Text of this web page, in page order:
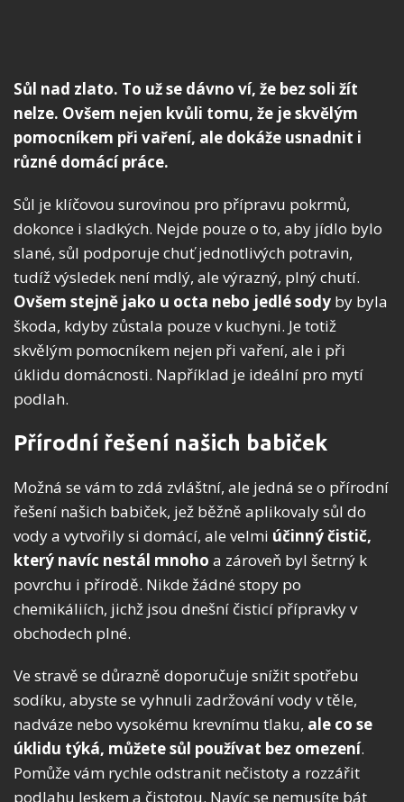
Sůl nad zlato. To už se dávno ví, že bez soli žít
nelze. Ovšem nejen kvůli tomu, že je skvělým
pomocníkem při vaření, ale dokáže usnadnit i
různé domácí práce.
Sůl je klíčovou surovinou pro přípravu pokrmů,
dokonce i sladkých. Nejde pouze o to, aby jídlo bylo
slané, sůl podporuje chuť jednotlivých potravin,
tudíž výsledek není mdlý, ale výrazný, plný chutí.
Ovšem stejně jako u octa nebo jedlé sody by byla
škoda, kdyby zůstala pouze v kuchyni. Je totiž
skvělým pomocníkem nejen při vaření, ale i při
úklidu domácnosti. Například je ideální pro mytí
podlah.
Přírodní řešení našich babiček
Možná se vám to zdá zvláštní, ale jedná se o přírodní
řešení našich babiček, jež běžně aplikovaly sůl do
vody a vytvořily si domácí, ale velmi účinný čistič,
který navíc nestál mnoho a zároveň byl šetrný k
povrchu i přírodě. Nikde žádné stopy po
chemikáliích, jichž jsou dnešní čisticí přípravky v
obchodech plné.
Ve stravě se důrazně doporučuje snížit spotřebu
sodíku, abyste se vyhnuli zadržování vody v těle,
nadváze nebo vysokému krevnímu tlaku, ale co se
úklidu týká, můžete sůl používat bez omezení.
Pomůže vám rychle odstranit nečistoty a rozzářit
podlahu leskem a čistotou. Navíc se nemusíte bát